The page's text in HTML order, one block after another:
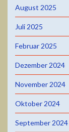
August 2025
Juli 2025
Februar 2025
Dezember 2024
November 2024
Oktober 2024
September 2024